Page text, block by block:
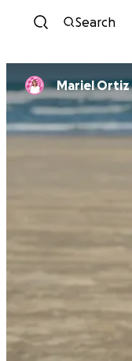
Search
Mariel Ortiz